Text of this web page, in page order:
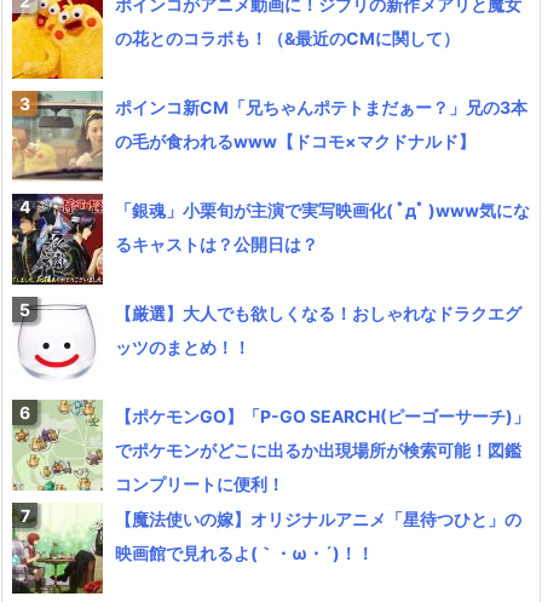
の花とのコラボも！（&最近のCMに関して）
ポインコ新CM「兄ちゃんポテトまだぁー？」兄の3本
の毛が食われるwww【ドコモ×マクドナルド】
「銀魂」小栗旬が主演で実写映画化( ﾟдﾟ )www気にな
るキャストは？公開日は？
【厳選】大人でも欲しくなる！おしゃれなドラクエグ
ッツのまとめ！！
【ポケモンGO】「P-GO SEARCH(ピーゴーサーチ)」
でポケモンがどこに出るか出現場所が検索可能！図鑑
コンプリートに便利！
【魔法使いの嫁】オリジナルアニメ「星待つひと」の
映画館で見れるよ(｀・ω・´)！！